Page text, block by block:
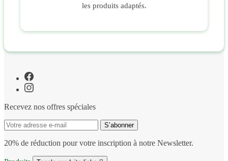
les produits adaptés.
Recevez nos offres spéciales
20% de réduction pour votre inscription à notre Newsletter.